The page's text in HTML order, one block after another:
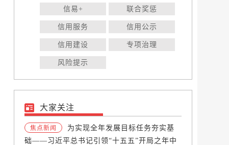
信易+ 联合奖惩
信用服务 信用公示
信用建设 专项治理
风险提示
大家关注
焦点新闻
为实现全年发展目标任务夯实基
础——习近平总书记引领“十五五”开局之年中